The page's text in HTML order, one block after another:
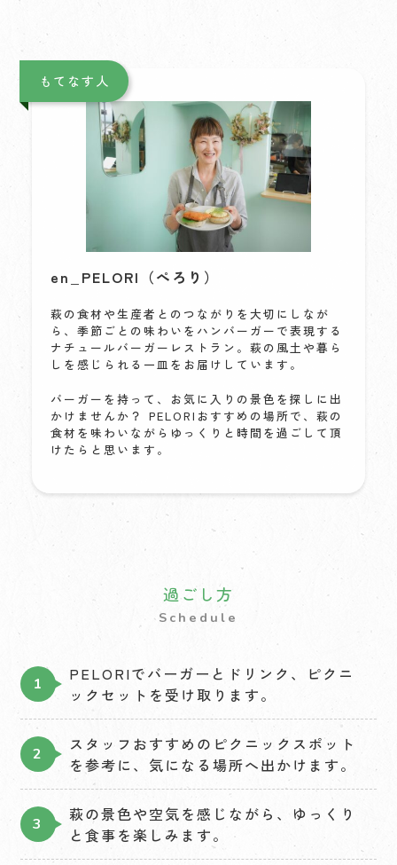
もてなす人
en_PELORI （ぺろり）
萩の食材や生産者とのつながりを大切にしなが
ら、季節ごとの味わいをハンバーガーで表現する
ナチュールバーガーレストラン。萩の風土や暮ら
しを感じられる一皿をお届けしています。
バーガーを持って、お気に入りの景色を探しに出
かけませんか？ PELORIおすすめの場所で、萩の
食材を味わいながらゆっくりと時間を過ごして頂
けたらと思います。
過ごし方
Schedule
PELORIでバーガーとドリンク、ピクニ
ックセットを受け取ります。
スタッフおすすめのピクニックスポット
を参考に、気になる場所へ出かけます。
萩の景色や空気を感じながら、ゆっくり
と食事を楽しみます。